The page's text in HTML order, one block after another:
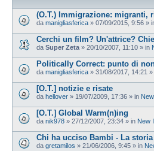
(O.T.) Immigrazione: migranti,
da manigliasferica » 07/09/2015, 9:56 »
Cerchi un film? Un'attrice?
da Super Zeta » 20/10/2007, 11:10 » in
Politically Correct: punto di
da manigliasferica » 31/08/2017, 14:21 »
[O.T.] notizie e risate
da hellover » 19/07/2009, 17:36 » in
[O.T.] Global Warm(n)ing
da nik978 » 27/12/2007, 23:34 » in New
Chi ha ucciso Bambi - La
da gretamilos » 21/06/2006, 9:45 » in